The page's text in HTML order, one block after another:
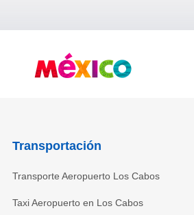
Transportación
Transporte Aeropuerto Los Cabos
Taxi Aeropuerto en Los Cabos